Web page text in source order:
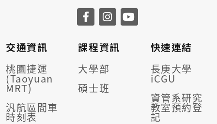
交通資訊
桃園捷運
(Taoyuan
MRT)
汎航區間車
時刻表
課程資訊
大學部
碩士班
快速連結
長庚大學
iCGU
資管系研究
教室預約登
記